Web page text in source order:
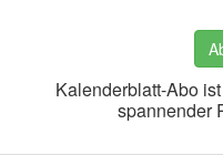
Kalenderblatt-Abo
spannender